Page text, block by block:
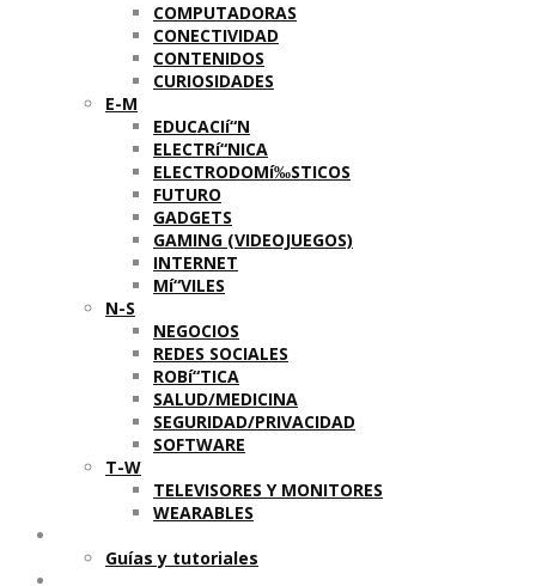
COMPUTADORAS
CONECTIVIDAD
CONTENIDOS
CURIOSIDADES
E-M
EDUCACIí“N
ELECTRí“NICA
ELECTRODOMí‰STICOS
FUTURO
GADGETS
GAMING (VIDEOJUEGOS)
INTERNET
Mí“VILES
N-S
NEGOCIOS
REDES SOCIALES
ROBí“TICA
SALUD/MEDICINA
SEGURIDAD/PRIVACIDAD
SOFTWARE
T-W
TELEVISORES Y MONITORES
WEARABLES
Guí­as y tutoriales